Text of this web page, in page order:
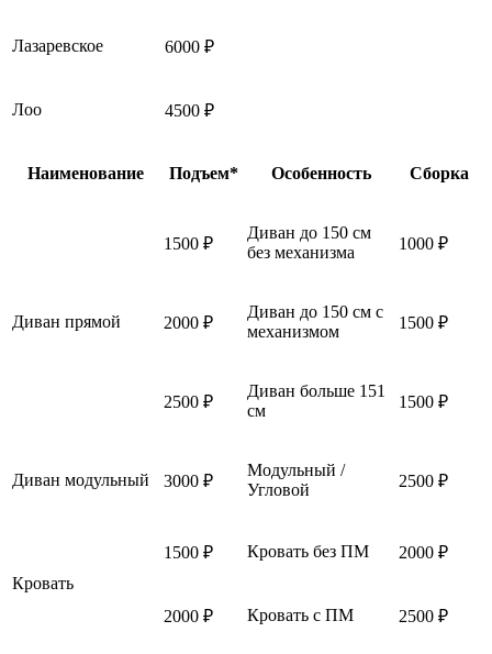
Лазаревское 6000 ₽
Лоо 4500 ₽
Наименование Подъем* Особенность Сборка
Диван прямой
1500 ₽
Диван до 150 см
без механизма
1000 ₽
2000 ₽
Диван до 150 см с
механизмом
1500 ₽
2500 ₽
Диван больше 151
см
1500 ₽
Диван модульный 3000 ₽
Модульный /
Угловой
2500 ₽
Кровать
1500 ₽ Кровать без ПМ 2000 ₽
2000 ₽ Кровать с ПМ 2500 ₽